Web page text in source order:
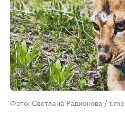
Фото: Светлана Радионова / t.me